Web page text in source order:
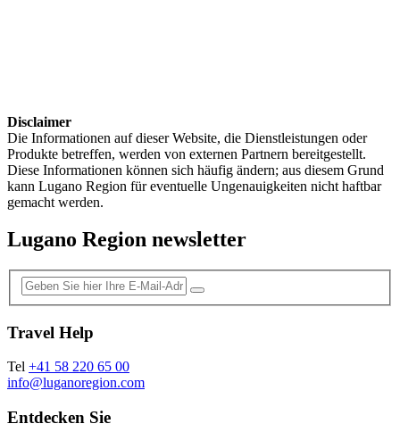
Disclaimer
Die Informationen auf dieser Website, die Dienstleistungen oder
Produkte betreffen, werden von externen Partnern bereitgestellt.
Diese Informationen können sich häufig ändern; aus diesem Grund
kann Lugano Region für eventuelle Ungenauigkeiten nicht haftbar
gemacht werden.
Lugano Region newsletter
Travel Help
Tel +41 58 220 65 00
info@luganoregion.com
Entdecken Sie